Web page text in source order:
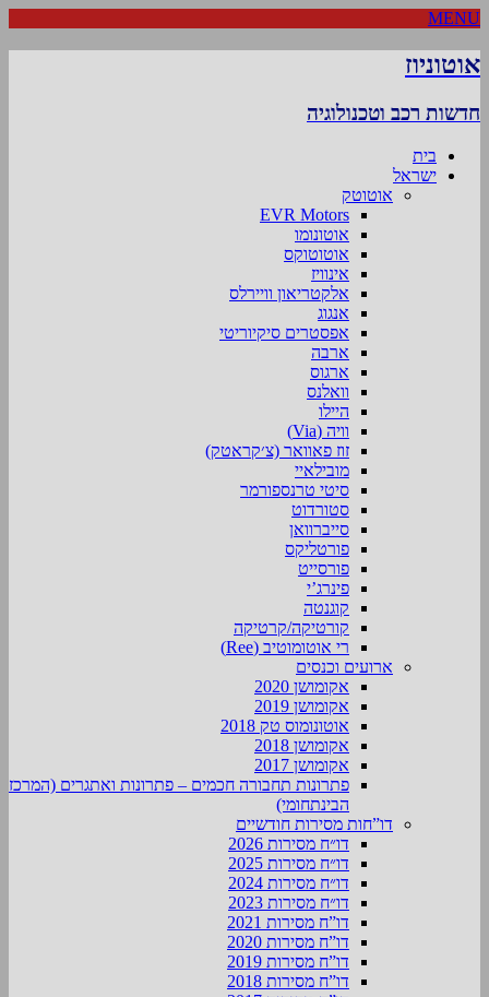
MENU
אוטוניוז
חדשות רכב וטכנולוגיה
בית
ישראל
אוטוטק
EVR Motors
אוטונומו
אוטוטוקס
אינוויז
אלקטריאון וויירלס
אנגוג
אפסטרים סיקיוריטי
ארבה
ארגוס
וואלנס
היילו
וויה (Via)
זוז פאוואר (צ׳קראטק)
מובילאיי
סיטי טרנספורמר
סטורדוט
סייברוואן
פורטליקס
פורסייט
פינרג’י
קוגנטה
קורטיקה/קרטיקה
רי אוטומוטיב (Ree)
ארועים וכנסים
אקומושן 2020
אקומושן 2019
אוטונומוס טק 2018
אקומושן 2018
אקומושן 2017
פתרונות תחבורה חכמים – פתרונות ואתגרים (המרכז
הבינתחומי)
דו”חות מסירות חודשיים
דו״ח מסירות 2026
דו״ח מסירות 2025
דו״ח מסירות 2024
דו״ח מסירות 2023
דו”ח מסירות 2021
דו”ח מסירות 2020
דו”ח מסירות 2019
דו”ח מסירות 2018